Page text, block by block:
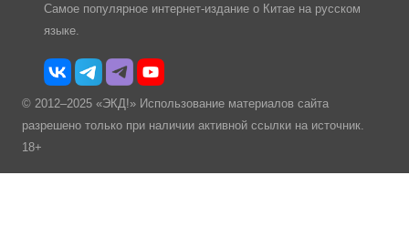
Самое популярное интернет-издание о Китае на русском
языке.
© 2012–2025 «ЭКД!» Использование материалов сайта
разрешено только при наличии активной ссылки на источник.
18+